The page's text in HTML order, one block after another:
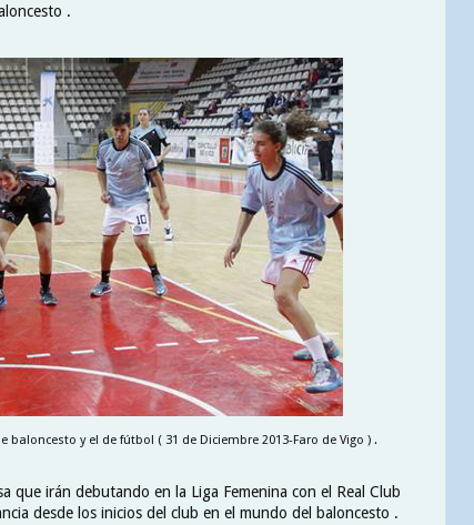
.
y el de fútbol ( 31 de Diciembre 2013-Faro de Vigo ) .
que irán debutando en la Liga Femenina con el Real Club
desde los inicios del club en el mundo del baloncesto .